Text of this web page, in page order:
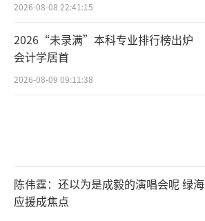
2026-08-08 22:41:15
2026“未录满”本科专业排行榜出炉
会计学居首
2026-08-09 09:11:38
陈伟霆：还以为是成毅的演唱会呢 绿海
应援成焦点